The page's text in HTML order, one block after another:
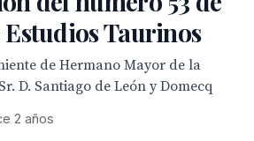
Estudios Taurinos
de Hermano Mayor de la
D. Santiago de León y Domecq
2 años